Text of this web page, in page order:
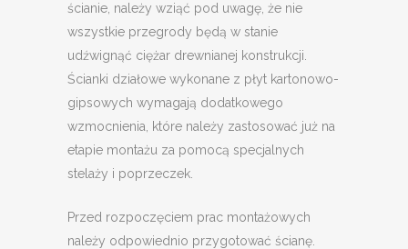
ścianie, należy wziąć pod uwagę, że nie
wszystkie przegrody będą w stanie
udźwignąć ciężar drewnianej konstrukcji.
Ścianki działowe wykonane z płyt kartonowo-
gipsowych wymagają dodatkowego
wzmocnienia, które należy zastosować już na
etapie montażu za pomocą specjalnych
stelaży i poprzeczek.
Przed rozpoczęciem prac montażowych
należy odpowiednio przygotować ścianę.